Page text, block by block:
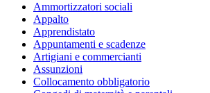
Ammortizzatori sociali
Appalto
Apprendistato
Appuntamenti e scadenze
Artigiani e commercianti
Assunzioni
Collocamento obbligatorio